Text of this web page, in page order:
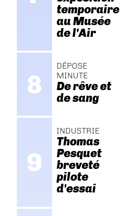
temporaire
au Musée
de l'Air
DÉPOSE
MINUTE
De rêve et
de sang
INDUSTRIE
Thomas
Pesquet
breveté
pilote
d'essai